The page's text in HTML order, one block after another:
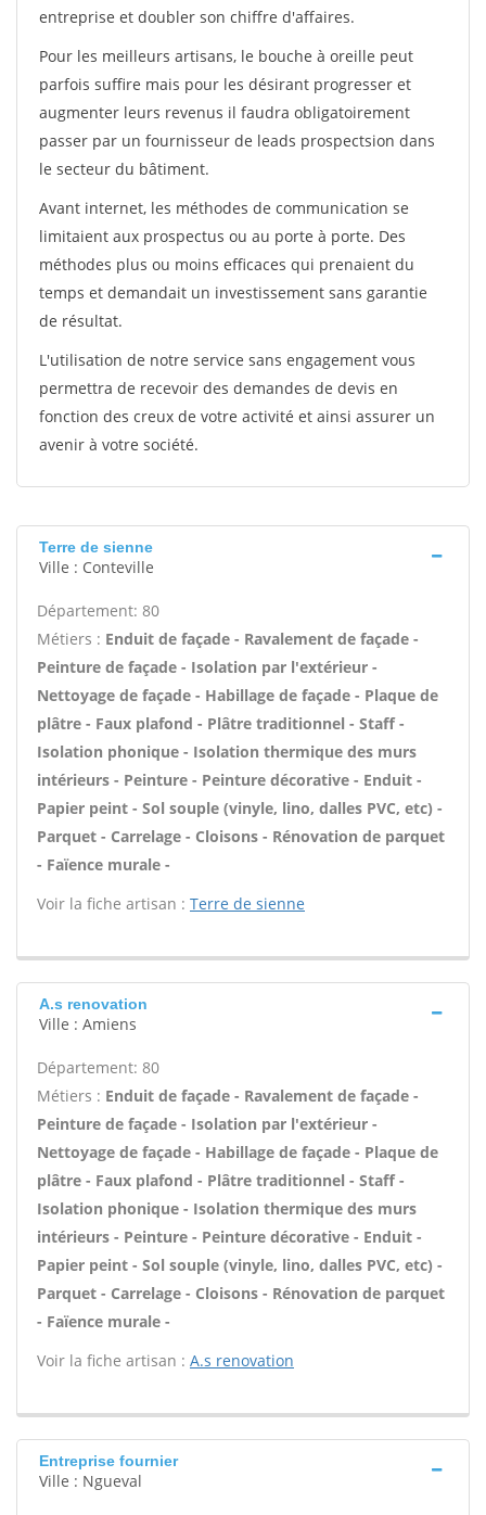
entreprise et doubler son chiffre d'affaires.
Pour les meilleurs artisans, le bouche à oreille peut
parfois suffire mais pour les désirant progresser et
augmenter leurs revenus il faudra obligatoirement
passer par un fournisseur de leads prospectsion dans
le secteur du bâtiment.
Avant internet, les méthodes de communication se
limitaient aux prospectus ou au porte à porte. Des
méthodes plus ou moins efficaces qui prenaient du
temps et demandait un investissement sans garantie
de résultat.
L'utilisation de notre service sans engagement vous
permettra de recevoir des demandes de devis en
fonction des creux de votre activité et ainsi assurer un
avenir à votre société.
Terre de sienne
Ville : Conteville
Département: 80
Métiers : Enduit de façade - Ravalement de façade -
Peinture de façade - Isolation par l'extérieur -
Nettoyage de façade - Habillage de façade - Plaque de
plâtre - Faux plafond - Plâtre traditionnel - Staff -
Isolation phonique - Isolation thermique des murs
intérieurs - Peinture - Peinture décorative - Enduit -
Papier peint - Sol souple (vinyle, lino, dalles PVC, etc) -
Parquet - Carrelage - Cloisons - Rénovation de parquet
- Faïence murale -
Voir la fiche artisan : Terre de sienne
A.s renovation
Ville : Amiens
Département: 80
Métiers : Enduit de façade - Ravalement de façade -
Peinture de façade - Isolation par l'extérieur -
Nettoyage de façade - Habillage de façade - Plaque de
plâtre - Faux plafond - Plâtre traditionnel - Staff -
Isolation phonique - Isolation thermique des murs
intérieurs - Peinture - Peinture décorative - Enduit -
Papier peint - Sol souple (vinyle, lino, dalles PVC, etc) -
Parquet - Carrelage - Cloisons - Rénovation de parquet
- Faïence murale -
Voir la fiche artisan : A.s renovation
Entreprise fournier
Ville : Ngueval